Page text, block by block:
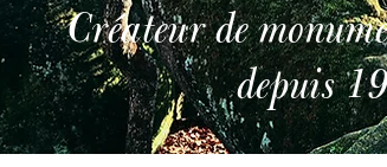
Créateur de
depuis